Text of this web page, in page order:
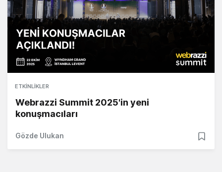
ETKINLIKLER
Webrazzi Summit 2025'in yeni
konuşmacıları
Gözde Ulukan